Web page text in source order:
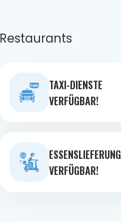
Restaurants
TAXI-DIENSTE
VERFÜGBAR!
ESSENSLIEFERUNG
VERFÜGBAR!